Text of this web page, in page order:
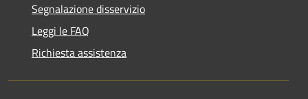
Segnalazione disservizio
Leggi le FAQ
Richiesta assistenza